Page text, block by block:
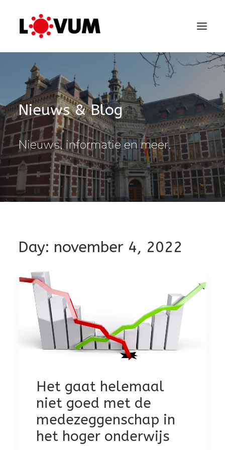
Nieuws & Blog
Nieuws, informatie en meer.
Day: november 4, 2022
Het gaat helemaal
niet goed met de
medezeggenschap in
het hoger onderwijs